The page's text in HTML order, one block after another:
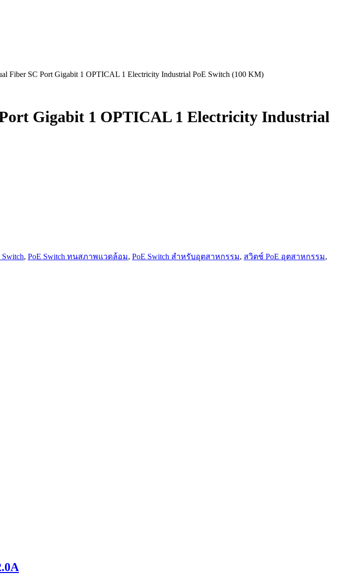
Fiber SC Port Gigabit 1 OPTICAL 1 Electricity Industrial PoE Switch (100 KM)
Gigabit 1 OPTICAL 1 Electricity Industrial
Switch, PoE Switch ทนสภาพแวดล้อม, PoE Switch สำหรับอุตสาหกรรม, สวิตช์ PoE อุตสาหกรรม,